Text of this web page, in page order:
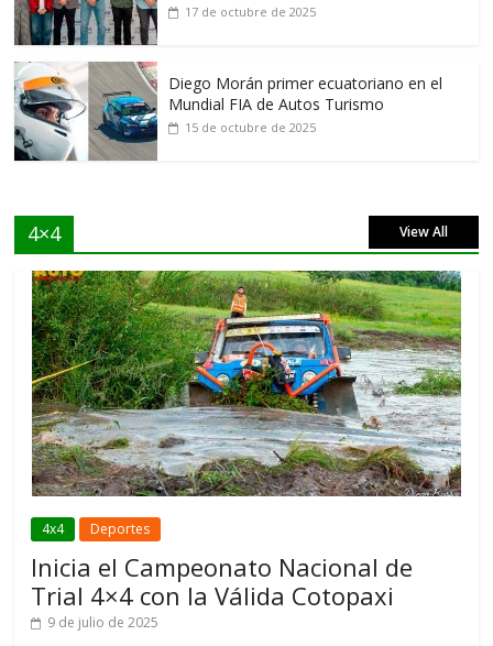
17 de octubre de 2025
Diego Morán primer ecuatoriano en el
Mundial FIA de Autos Turismo
15 de octubre de 2025
4×4 View All
4x4 Deportes
Inicia el Campeonato Nacional de
Trial 4×4 con la Válida Cotopaxi
9 de julio de 2025